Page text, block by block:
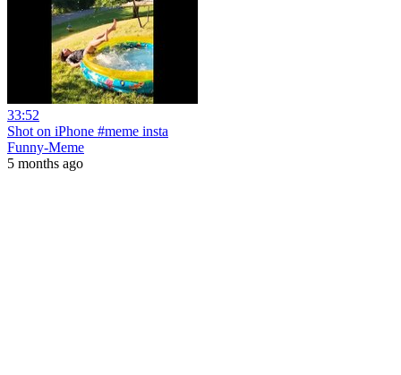
33:52
Shot on iPhone #meme insta
Funny-Meme
5 months ago